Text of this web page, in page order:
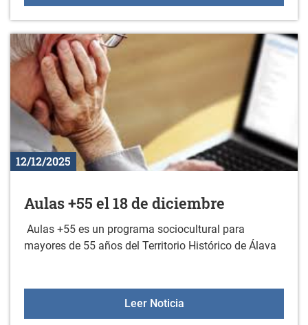
12/12/2025
Aulas +55 el 18 de diciembre
Aulas +55 es un programa sociocultural para
mayores de 55 años del Territorio Histórico de Álava
Leer NoticiaAulas +55 el 18 de